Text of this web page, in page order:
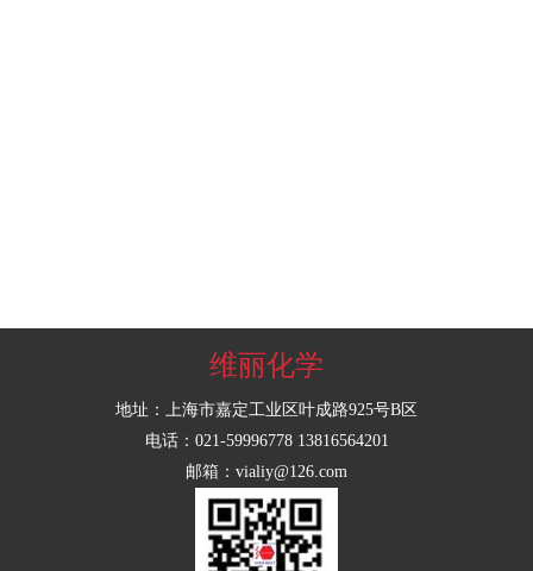
维丽化学
地址：上海市嘉定工业区叶成路925号B区
电话：021-59996778 13816564201
邮箱：vialiy@126.com